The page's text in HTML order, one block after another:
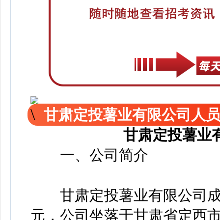
甘肃定投薯业有限公司人
甘肃定投薯业
一、公司简介
甘肃定投薯业有限公司成
元，公司坐落于甘肃省定西